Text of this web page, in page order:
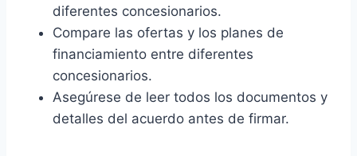
diferentes concesionarios.
Compare las ofertas y los planes de
financiamiento entre diferentes
concesionarios.
Asegúrese de leer todos los documentos y
detalles del acuerdo antes de firmar.